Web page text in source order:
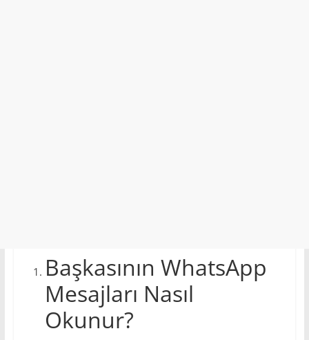
Başkasının WhatsApp
Mesajları Nasıl
Okunur?